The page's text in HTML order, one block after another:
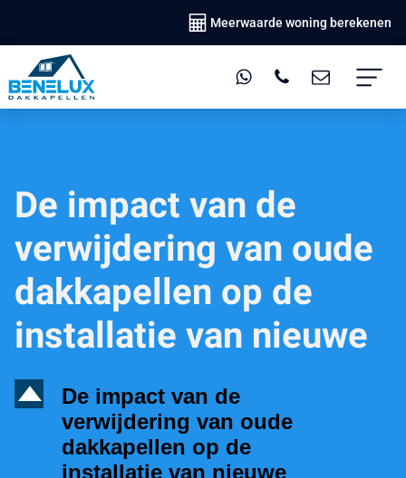
Meerwaarde woning berekenen
De impact van de
verwijdering van oude
dakkapellen op de
installatie van nieuwe
D
De impact van de
verwijdering van oude
dakkapellen op de
installatie van nieuwe